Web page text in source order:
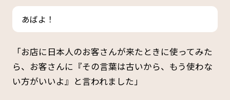
あばよ！
「お店に日本人のお客さんが来たときに使ってみた
ら、お客さんに『その言葉は古いから、もう使わな
い方がいいよ』と言われました」